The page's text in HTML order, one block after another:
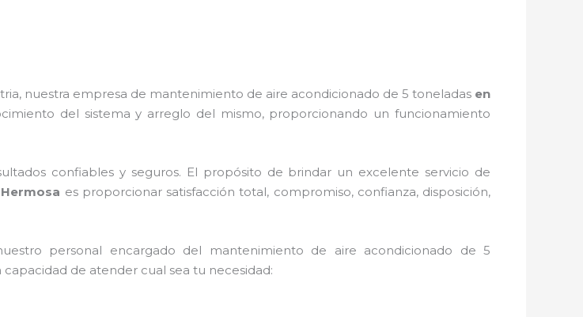
nuestra empresa de mantenimiento de aire acondicionado de 5 toneladas en
del sistema y arreglo del mismo, proporcionando un funcionamiento
confiables y seguros. El propósito de brindar un excelente servicio de
es proporcionar satisfacción total, compromiso, confianza, disposición,
personal encargado del mantenimiento de aire acondicionado de 5
de atender cual sea tu necesidad: